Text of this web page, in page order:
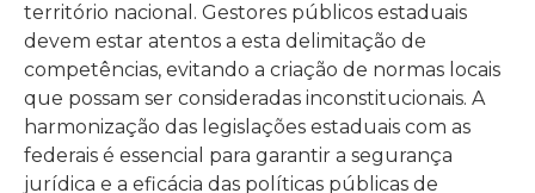
território nacional. Gestores públicos estaduais
devem estar atentos a esta delimitação de
competências, evitando a criação de normas locais
que possam ser consideradas inconstitucionais. A
harmonização das legislações estaduais com as
federais é essencial para garantir a segurança
jurídica e a eficácia das políticas públicas de